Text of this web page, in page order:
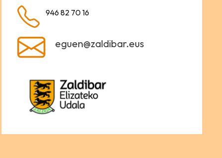
946 82 70 16
eguen@zaldibar.eus